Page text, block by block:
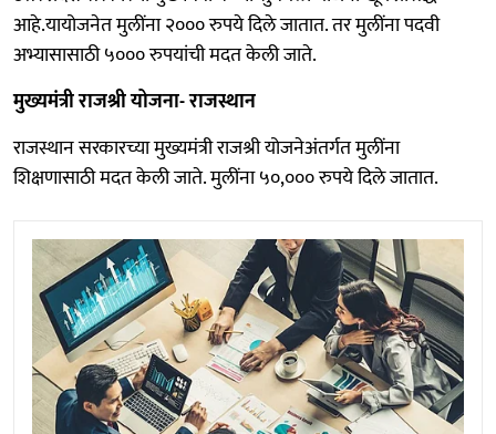
आहे.यायोजनेत मुलींना २००० रुपये दिले जातात. तर मुलींना पदवी
अभ्यासासाठी ५००० रुपयांची मदत केली जाते.
मुख्यमंत्री राजश्री योजना- राजस्थान
राजस्थान सरकारच्या मुख्यमंत्री राजश्री योजनेअंतर्गत मुलींना
शिक्षणासाठी मदत केली जाते. मुलींना ५०,००० रुपये दिले जातात.